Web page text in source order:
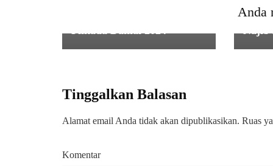
Anda
Urut
Tinggalkan Balasan
Alamat email Anda tidak akan dipublikasikan. Ruas
Komentar